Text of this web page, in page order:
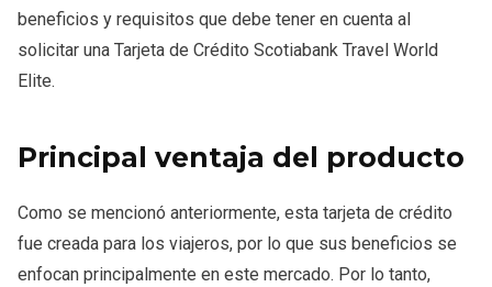
beneficios y requisitos que debe tener en cuenta al
solicitar una Tarjeta de Crédito Scotiabank Travel World
Elite.
Principal ventaja del producto
Como se mencionó anteriormente, esta tarjeta de crédito
fue creada para los viajeros, por lo que sus beneficios se
enfocan principalmente en este mercado. Por lo tanto,